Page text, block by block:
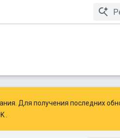
Для получения последних